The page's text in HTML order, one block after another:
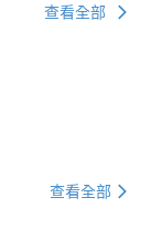
查看全部
查看全部